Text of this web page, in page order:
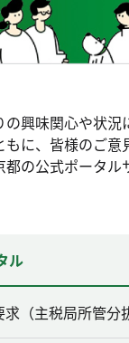
興味関心や状況
もに、皆様のご意
の公式ポータル
ル
（主税局所管分